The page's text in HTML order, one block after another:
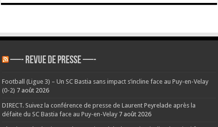
—- REVUE DE PRESSE —-
Football (Ligue 3) – Un SC Bastia sans impact s’incline face au Puy-en-Velay
(0-2) 7 août 2026
DIRECT. Suivez la conférence de presse de Laurent Peyrelade après la
défaite du SC Bastia face au Puy-en-Velay 7 août 2026